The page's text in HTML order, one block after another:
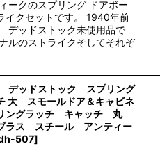
ークのスプリング ドアボー
イクセットです。 1940年前
デッドストック未使用品で
ルのストライクそしてそれぞ
デッドストック スプリング
大 スモールドア＆キャビネ
ングラッチ キャッチ 丸
ス スチール アンティー
507]